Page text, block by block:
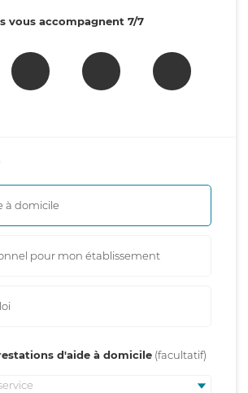
vous accompagnent 7/7
à domicile
pour mon établissement
d'aide à domicile